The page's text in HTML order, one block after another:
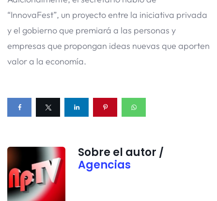
“InnovaFest”, un proyecto entre la iniciativa privada
y el gobierno que premiará a las personas y
empresas que propongan ideas nuevas que aporten
valor a la economía.
Sobre el autor /
Agencias